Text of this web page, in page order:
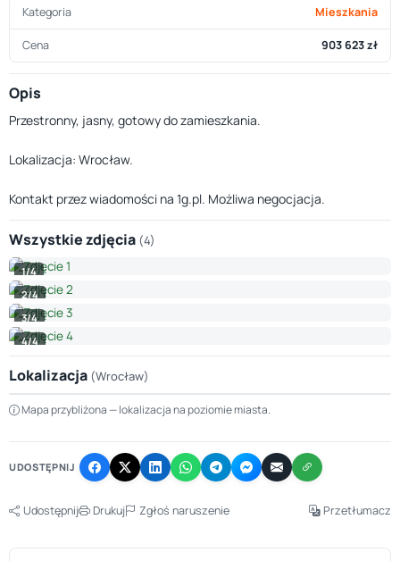
Kategoria Mieszkania
Cena 903 623 zł
Opis
Przestronny, jasny, gotowy do zamieszkania.
Lokalizacja: Wrocław.
Kontakt przez wiadomości na 1g.pl. Możliwa negocjacja.
Wszystkie zdjęcia (4)
1/4
2/4
3/4
4/4
Lokalizacja (Wrocław)
+
−
Mapa przybliżona — lokalizacja na poziomie miasta.
UDOSTĘPNIJ
Udostępnij Drukuj Zgłoś naruszenie Przetłumacz